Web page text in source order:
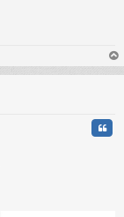
au